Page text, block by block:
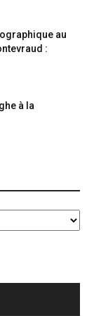
au
:
à la